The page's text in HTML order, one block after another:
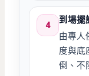
4
到場擺
由專人
度與底
倒、不